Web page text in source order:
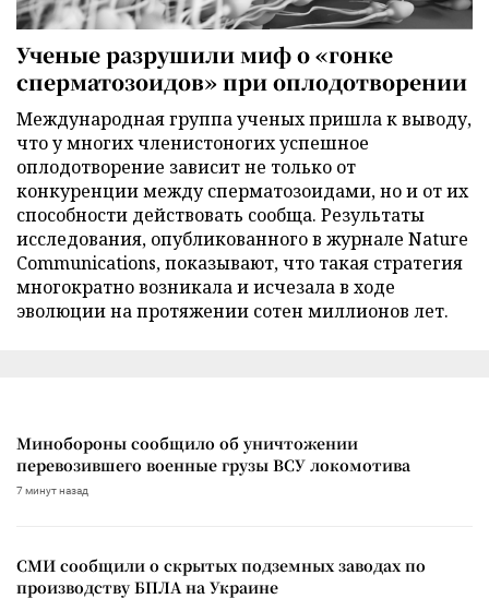
Ученые разрушили миф о «гонке
сперматозоидов» при оплодотворении
Международная группа ученых пришла к выводу,
что у многих членистоногих успешное
оплодотворение зависит не только от
конкуренции между сперматозоидами, но и от их
способности действовать сообща. Результаты
исследования, опубликованного в журнале Nature
Communications, показывают, что такая стратегия
многократно возникала и исчезала в ходе
эволюции на протяжении сотен миллионов лет.
Минобороны сообщило об уничтожении
перевозившего военные грузы ВСУ локомотива
7 минут назад
СМИ сообщили о скрытых подземных заводах по
производству БПЛА на Украине